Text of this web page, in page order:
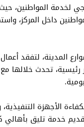
لخدمة المواطنين،
داخل المركز،
المدينة، لتفقد
تحدث خلالها
الأجهزة
خدمة تليق بأهالي